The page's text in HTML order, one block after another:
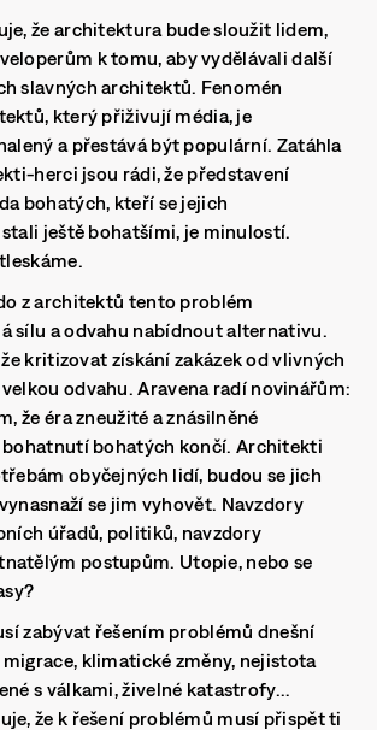
že architektura bude sloužit lidem,
k tomu, aby vydělávali další
slavných architektů. Fenomén
který přiživují média, je
a přestává být populární. Zatáhla
herci jsou rádi, že představení
bohatých, kteří se jejich
ještě bohatšími, je minulostí.
z architektů tento problém
sílu a odvahu nabídnout alternativu.
kritizovat získání zakázek od vlivných
odvahu.Aravena radí novinářům:
že éra zneužité a znásilněné
bohatých končí. Architekti
obyčejných lidí, budou se jich
se jim vyhovět. Navzdory
úřadů, politiků, navzdory
postupům. Utopie, nebo se
zabývat řešením problémů dnešní
klimatické změny, nejistota
s válkami, živelné katastrofy…
že k řešení problémů musí přispět ti